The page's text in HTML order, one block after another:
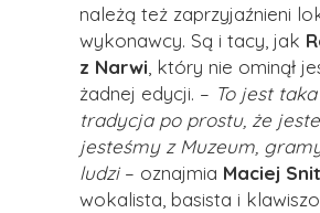
należą też zaprzyjaźnieni
wykonawcy. Są i tacy, jak
z Narwi , który nie ominął
żadnej edycji. – To jest
tradycja po prostu, że
jesteśmy z Muzeum,
ludzi– oznajmia Maciej
wokalista, basista i